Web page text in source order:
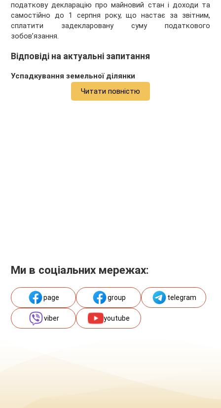
податкову декларацію про майновий стан і доходи та
самостійно до 1 серпня року, що настає за звітним,
сплатити задекларовану суму податкового
зобов’язання.
Відповіді на актуальні запитання
Успадкування земельної ділянки
Читати повністю
Ми в соціальних мережах:
page group telegram
viber youtube